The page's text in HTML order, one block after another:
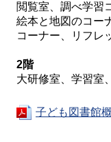
閲覧室、調べ学習
絵本と地図のコー
コーナー、リフレ
2階
大研修室、学習室
子ども図書館